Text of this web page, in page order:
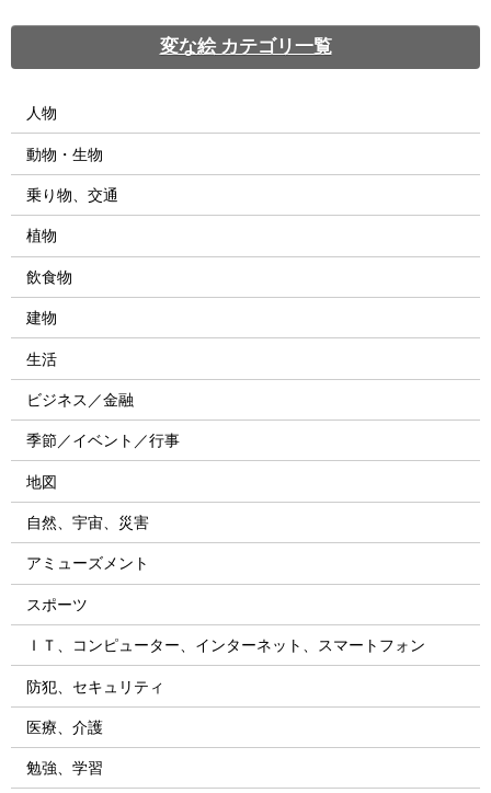
変な絵 カテゴリ一覧
人物
動物・生物
乗り物、交通
植物
飲食物
建物
生活
ビジネス／金融
季節／イベント／行事
地図
自然、宇宙、災害
アミューズメント
スポーツ
ＩＴ、コンピューター、インターネット、スマートフォン
防犯、セキュリティ
医療、介護
勉強、学習